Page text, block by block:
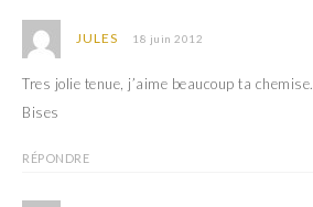
JULES 18 juin 2012
Tres jolie tenue, j’aime beaucoup ta chemise.
Bises
RÉPONDRE